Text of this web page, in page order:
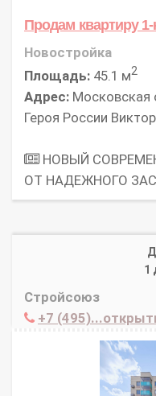
Продам квартиру
Новостройка
Площадь: 45.1 м2
Адрес: Московская
Героя России
НОВЫЙ
ОТ НАДЕЖНОГО
1
Стройсоюз
+7